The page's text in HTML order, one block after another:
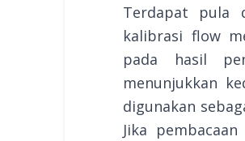
Terdapat pula
kalibrasi flow
pada hasil
menunjukkan
digunakan
Jika